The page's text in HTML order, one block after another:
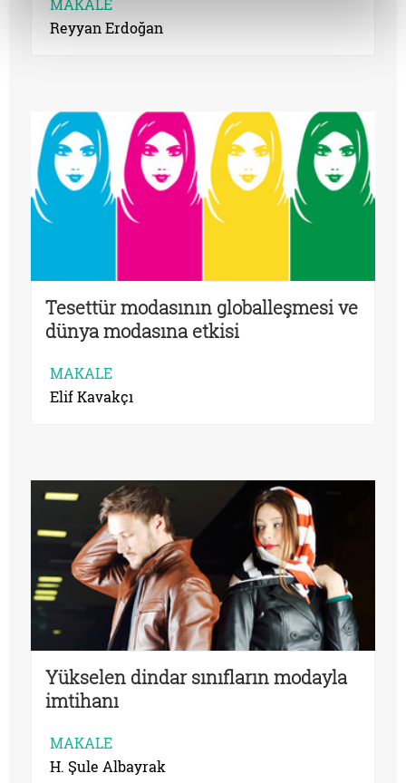
Reyyan Erdoğan
Tesettür modasının globalleşmesi ve
dünya modasına etkisi
MAKALE
Elif Kavakçı
Yükselen dindar sınıfların modayla
imtihanı
MAKALE
H. Şule Albayrak